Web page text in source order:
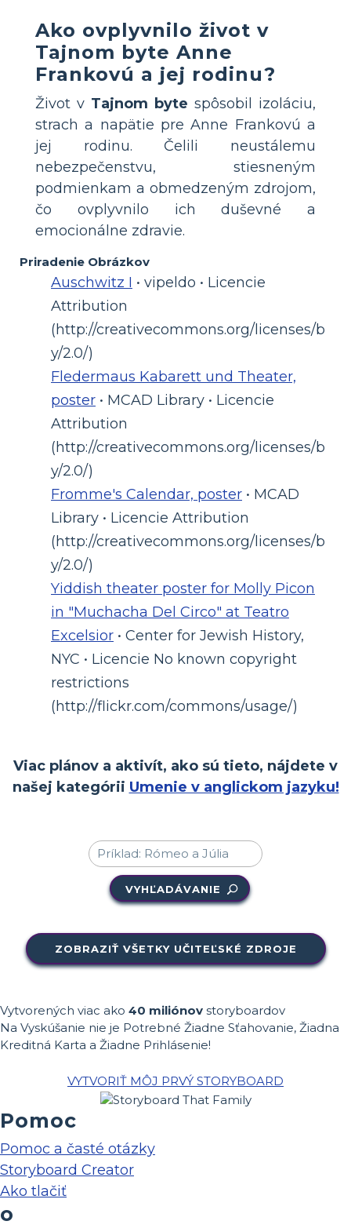
Ako ovplyvnilo život v
Tajnom byte Anne
Frankovú a jej rodinu?
Život v Tajnom byte spôsobil izoláciu,
strach a napätie pre Anne Frankovú a
jej rodinu. Čelili neustálemu
nebezpečenstvu, stiesneným
podmienkam a obmedzeným zdrojom,
čo ovplyvnilo ich duševné a
emocionálne zdravie.
Priradenie Obrázkov
Auschwitz I • vipeldo • Licencie
Attribution
(http://creativecommons.org/licenses/b
y/2.0/)
Fledermaus Kabarett und Theater,
poster • MCAD Library • Licencie
Attribution
(http://creativecommons.org/licenses/b
y/2.0/)
Fromme's Calendar, poster • MCAD
Library • Licencie Attribution
(http://creativecommons.org/licenses/b
y/2.0/)
Yiddish theater poster for Molly Picon
in "Muchacha Del Circo" at Teatro
Excelsior • Center for Jewish History,
NYC • Licencie No known copyright
restrictions
(http://flickr.com/commons/usage/)
Viac plánov a aktivít, ako sú tieto, nájdete v
našej kategórii Umenie v anglickom jazyku!
VYHĽADÁVANIE
ZOBRAZIŤ VŠETKY UČITEĽSKÉ ZDROJE
Vytvorených viac ako 40 miliónov storyboardov
Na Vyskúšanie nie je Potrebné Žiadne Sťahovanie, Žiadna
Kreditná Karta a Žiadne Prihlásenie!
VYTVORIŤ MÔJ PRVÝ STORYBOARD
Pomoc
Pomoc a časté otázky
Storyboard Creator
Ako tlačiť
o